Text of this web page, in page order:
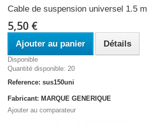
Cable de suspension universel 1.5 m
5,50 €
Ajouter au panier Détails
Disponible
Quantité disponible: 20
Reference: sus150uni
Fabricant: MARQUE GENERIQUE
Ajouter au comparateur